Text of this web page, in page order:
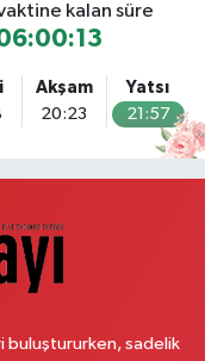
mevki, ECZANELER
eski gazi sağlık
Ofluoğlu Semt Konağı
kalan süre
Akşam
20:23
Yatsı
21:57
buluştururken, sadelik